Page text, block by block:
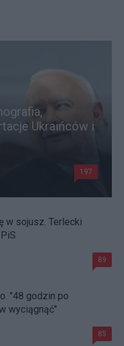
Ukraińców i
197
w sojusz. Terlecki
89
"48 godzin po
wyciągnąć"
85